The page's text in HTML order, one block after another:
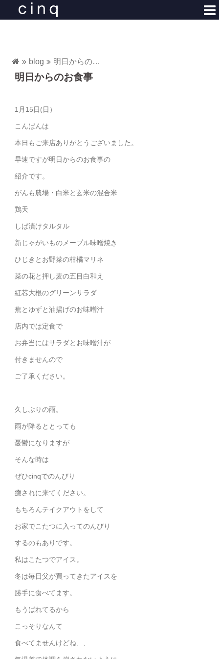
blog 明日からのお食事
明日からのお食事
1月15日(日）
こんばんは
本日もご来店ありがとうございました。
早速ですが明日からのお食事の
紹介です。
がんも農場・白米と玄米の混合米
鶏天
しば漬けタルタル
新じゃがいものメープル味噌焼き
ひじきとお野菜の柑橘マリネ
菜の花と押し麦の五目白和え
紅芯大根のグリーンサラダ
蕪とゆずと油揚げのお味噌汁
店内では定食で
お弁当にはサラダとお味噌汁が
付きませんので
ご了承ください。
久しぶりの雨。
雨が降るととっても
憂鬱になりますが
そんな時は
ぜひcinqでのんびり
癒されに来てください。
もちろんテイクアウトをして
お家でこたつに入ってのんびり
するのもありです。
私はこたつでアイス。
冬は毎日父が買ってきたアイスを
勝手に食べてます。
もうばれてるから
こっそりなんて
食べてませんけどね、、